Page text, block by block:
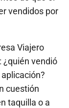
vendidos por
Viajero
¿quién vendió
cuestión
taquilla o a